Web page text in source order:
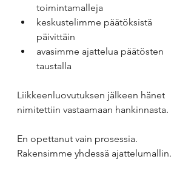
toimintamalleja
keskustelimme päätöksistä
päivittäin
avasimme ajattelua päätösten
taustalla
Liikkeenluovutuksen jälkeen hänet
nimitettiin vastaamaan hankinnasta.
En opettanut vain prosessia.
Rakensimme yhdessä ajattelumallin.